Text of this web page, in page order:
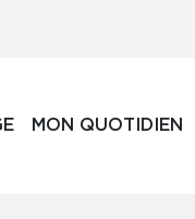
MON QUOTIDIEN